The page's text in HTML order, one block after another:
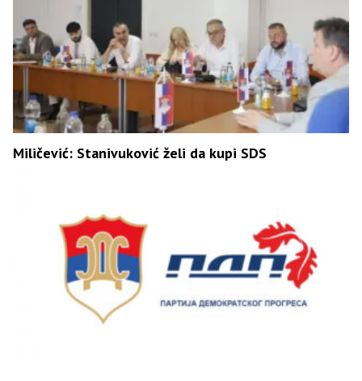
Miličević: Stanivuković želi da kupi SDS